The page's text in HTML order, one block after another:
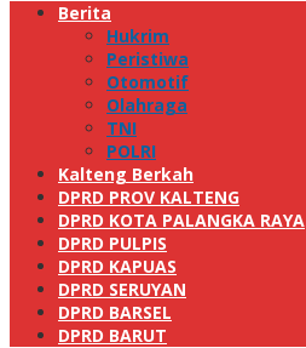
Berita
Hukrim
Peristiwa
Otomotif
Olahraga
TNI
POLRI
Kalteng Berkah
DPRD PROV KALTENG
DPRD KOTA PALANGKA RAYA
DPRD PULPIS
DPRD KAPUAS
DPRD SERUYAN
DPRD BARSEL
DPRD BARUT